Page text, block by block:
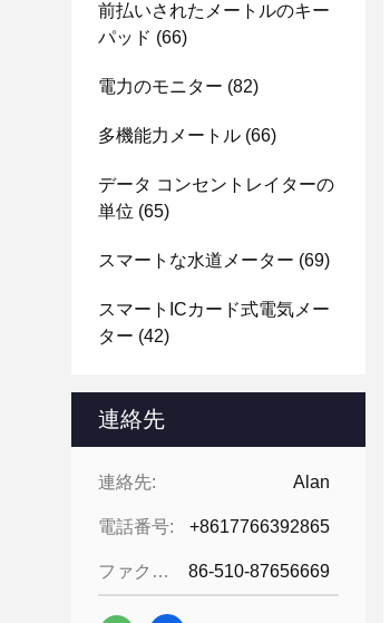
前払いされたメートルのキー
パッド (66)
電力のモニター (82)
多機能力メートル (66)
データ コンセントレイターの
単位 (65)
スマートな水道メーター (69)
スマートICカード式電気メー
ター (42)
連絡先
連絡先: Alan
電話番号: +8617766392865
ファクシミリ: 86-510-87656669